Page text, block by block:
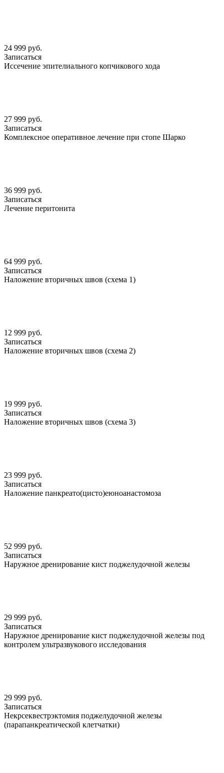
24 999 руб.
Записаться
Иссечение эпителиального копчикового хода
27 999 руб.
Записаться
Комплексное оперативное лечение при стопе Шарко
36 999 руб.
Записаться
Лечение перитонита
64 999 руб.
Записаться
Наложение вторичных швов (схема 1)
12 999 руб.
Записаться
Наложение вторичных швов (схема 2)
19 999 руб.
Записаться
Наложение вторичных швов (схема 3)
23 999 руб.
Записаться
Наложение панкреато(цисто)еюноанастомоза
52 999 руб.
Записаться
Наружное дренирование кист поджелудочной железы
29 999 руб.
Записаться
Наружное дренирование кист поджелудочной железы под
контролем ультразвукового исследования
29 999 руб.
Записаться
Некрсеквестрэктомия поджелудочной железы
(парапанкреатической клетчатки)